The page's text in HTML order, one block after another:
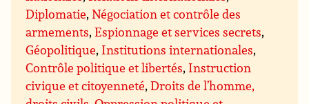
Diplomatie,Négociation et contrôle des
armements,Espionnage et services secrets,
Géopolitique, Institutions internationales,
Contrôle politique et libertés, Instruction
civique et citoyenneté,Droits de l’homme,